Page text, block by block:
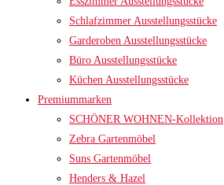
Schlafzimmer Ausstellungsstücke
Garderoben Ausstellungsstücke
Büro Ausstellungsstücke
Küchen Ausstellungsstücke
Premiummarken
SCHÖNER WOHNEN-Kollektion
Zebra Gartenmöbel
Suns Gartenmöbel
Henders & Hazel